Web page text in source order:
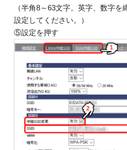
（半角8～63文字。英字、数字
設定してください。）
⑤設定を押す